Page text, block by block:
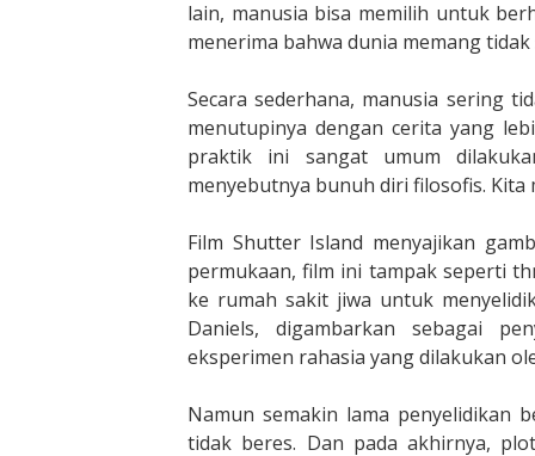
lain, manusia bisa memilih untuk
menerima bahwa dunia memang tidak
Secara sederhana, manusia sering
menutupinya dengan cerita yang
praktik ini sangat umum
menyebutnya bunuh diri filosofis. Kita
Film Shutter Island menyajikan
permukaan, film ini tampak seperti
ke rumah sakit jiwa untuk
Daniels, digambarkan sebagai
eksperimen rahasia yang dilakukan
Namun semakin lama penyelidikan
tidak beres. Dan pada akhirnya,